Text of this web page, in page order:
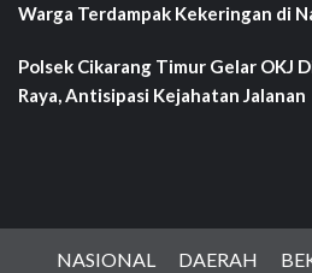
Warga Terdampak Kekeringan di
Polsek Cikarang Timur Gelar OKJ
Raya, Antisipasi Kejahatan Jalanan
NASIONAL DAERAH